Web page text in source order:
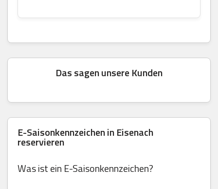
Das sagen unsere Kunden
E-Saisonkennzeichen in Eisenach
reservieren
Was ist ein E-Saisonkennzeichen?